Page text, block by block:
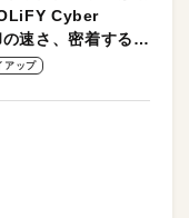
Cyber
速さ、密着する冷
操作性がグッド！
アップ